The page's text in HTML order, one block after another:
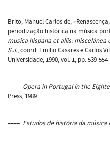
Brito, Manuel Carlos de,
periodização histórica na música
musica hispana et aliis: miscelánea
S.J., coord. Emilio Casares e Carlos
Universidade, 1990, vol. 1, pp. 539-554
–––– Opera in Portugal in the
Press, 1989
–––– Estudos de história da música